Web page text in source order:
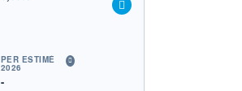
PER ESTIMÉ
2026
-